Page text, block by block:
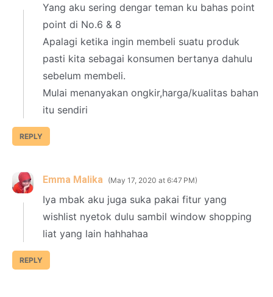
Yang aku sering dengar teman ku bahas point
point di No.6 & 8
Apalagi ketika ingin membeli suatu produk
pasti kita sebagai konsumen bertanya dahulu
sebelum membeli.
Mulai menanyakan ongkir,harga/kualitas bahan
itu sendiri
REPLY
Emma Malika May 17, 2020 at 6:47 PM
Iya mbak aku juga suka pakai fitur yang
wishlist nyetok dulu sambil window shopping
liat yang lain hahhahaa
REPLY